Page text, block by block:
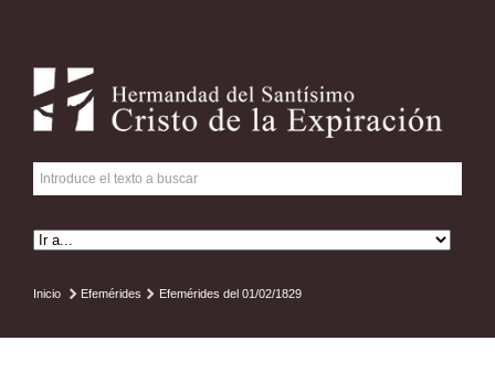
Inicio Efemérides Efemérides del 01/02/1829